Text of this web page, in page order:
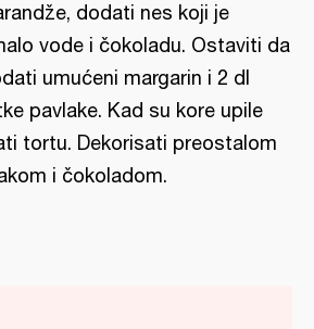
dodati nes koji je
vode i čokoladu. Ostaviti da
umućeni margarin i 2 dl
pavlake. Kad su kore upile
tortu. Dekorisati preostalom
i čokoladom.